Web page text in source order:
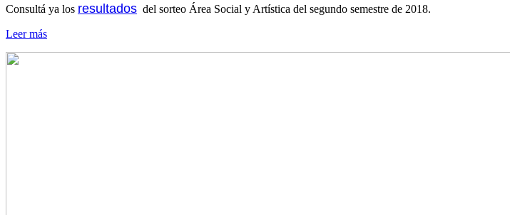
Consultá ya los resultados del sorteo Área Social y Artística del segundo semestre de 2018.
Leer más